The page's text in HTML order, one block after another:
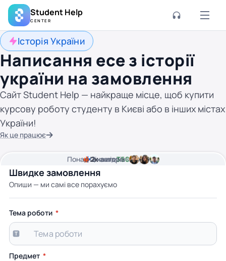
Student Help
CENTER
Історія України
Написання есе з історії
україни на замовлення
Сайт Student Help — найкраще місце, щоб купити
курсову роботу студенту в Києві або в інших містах
України!
Як це працює
Швидке замовлення
Опиши — ми самі все порахуємо
2хвилини часу
Ціна від350 грн
Понад2кавторів
Тема роботи
Предмет